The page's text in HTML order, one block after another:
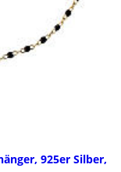
925er Silber,